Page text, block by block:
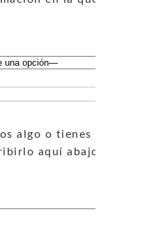
algo o tienes alguna
aquí abajo.